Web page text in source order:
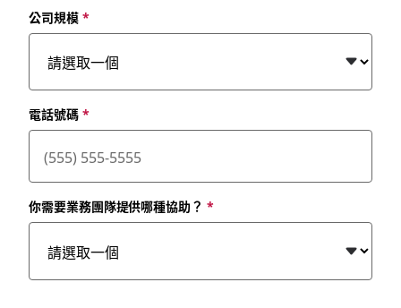
公司規模*
電話號碼*
你需要業務團隊提供哪種協助？ *